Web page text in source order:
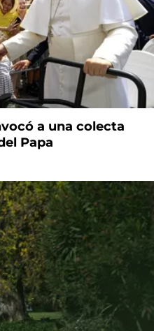
a una colecta
Papa